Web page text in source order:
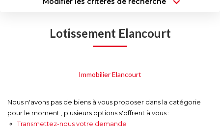
LOCATIONS
ESTIMATION
CONTACT
Lotissement Elancourt
Immobilier Elancourt
Nous n'avons pas de biens à vous proposer dans la catégorie
pour le moment , plusieurs options s'offrent à vous :
Transmettez-nous votre demande